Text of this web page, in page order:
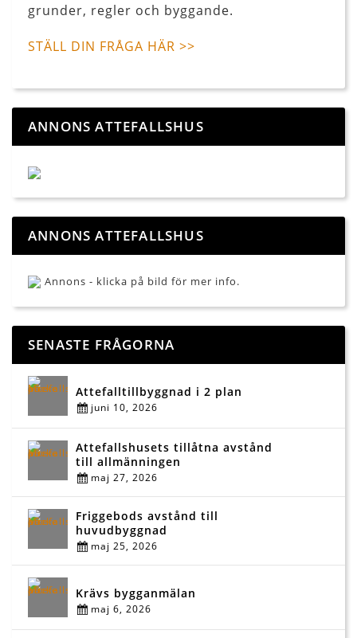
grunder, regler och byggande.
STÄLL DIN FRÅGA HÄR >>
ANNONS ATTEFALLSHUS
ANNONS ATTEFALLSHUS
Annons - klicka på bild för mer info.
SENASTE FRÅGORNA
Attefalltillbyggnad i 2 plan
juni 10, 2026
Attefallshusets tillåtna avstånd
till allmänningen
maj 27, 2026
Friggebods avstånd till
huvudbyggnad
maj 25, 2026
Krävs bygganmälan
maj 6, 2026